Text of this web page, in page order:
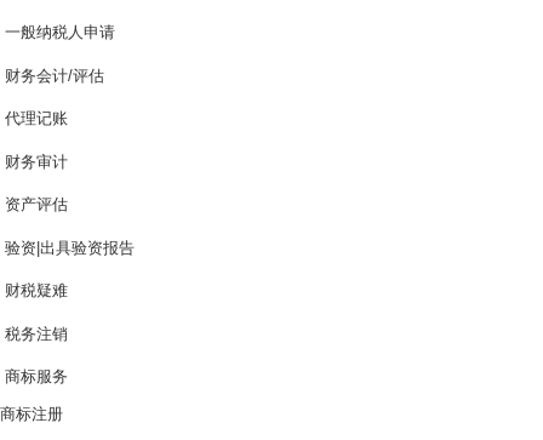
一般纳税人申请
财务会计/评估
代理记账
财务审计
资产评估
验资|出具验资报告
财税疑难
税务注销
商标服务
商标注册